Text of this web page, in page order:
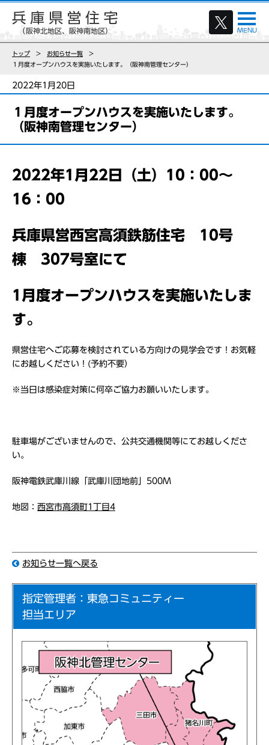
トップ
お知らせ一覧
１月度オープンハウスを実施いたします。（阪神南管理センター）
2022年1月20日
１月度オープンハウスを実施いたします。
（阪神南管理センター）
2022年1月22日（土）10：00～
16：00
兵庫県営西宮高須鉄筋住宅 10号
棟 307号室にて
1月度オープンハウスを実施いたしま
す。
県営住宅へご応募を検討されている方向けの見学会です！お気軽
にお越しください！(予約不要）
※当日は感染症対策に何卒ご協力お願いいたします。
駐車場がございませんので、公共交通機関等にてお越しくださ
い。
阪神電鉄武庫川線「武庫川団地前」500M
地図： 西宮市高須町1丁目4
お知らせ一覧へ戻る
指定管理者：東急コミュニティー
担当エリア